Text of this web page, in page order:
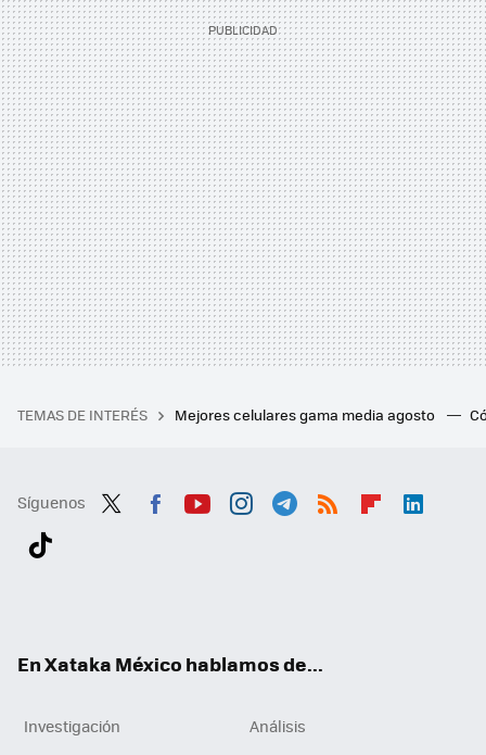
TEMAS DE INTERÉS Mejores celulares gama media agosto
Síguenos
En Xataka México hablamos de...
Investigación
Análisis